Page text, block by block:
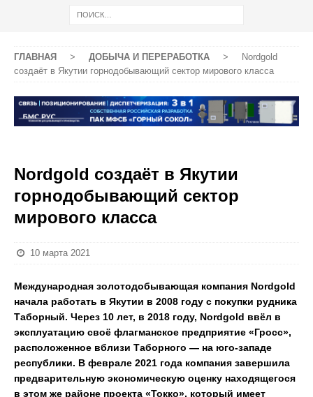
ГЛАВНАЯ > ДОБЫЧА И ПЕРЕРАБОТКА >
Nordgold
создаёт в Якутии горнодобывающий сектор мирового класса
Nordgold создаёт в Якутии
горнодобывающий сектор
мирового класса
10 марта 2021
Международная золотодобывающая компания Nordgold
начала работать в Якутии в 2008 году с покупки рудника
Таборный. Через 10 лет, в 2018 году, Nordgold ввёл в
эксплуатацию своё флагманское предприятие «Гросс»,
расположенное вблизи Таборного — на юго-западе
республики. В феврале 2021 года компания завершила
предварительную экономическую оценку находящегося
в этом же районе проекта «Токко», который имеет